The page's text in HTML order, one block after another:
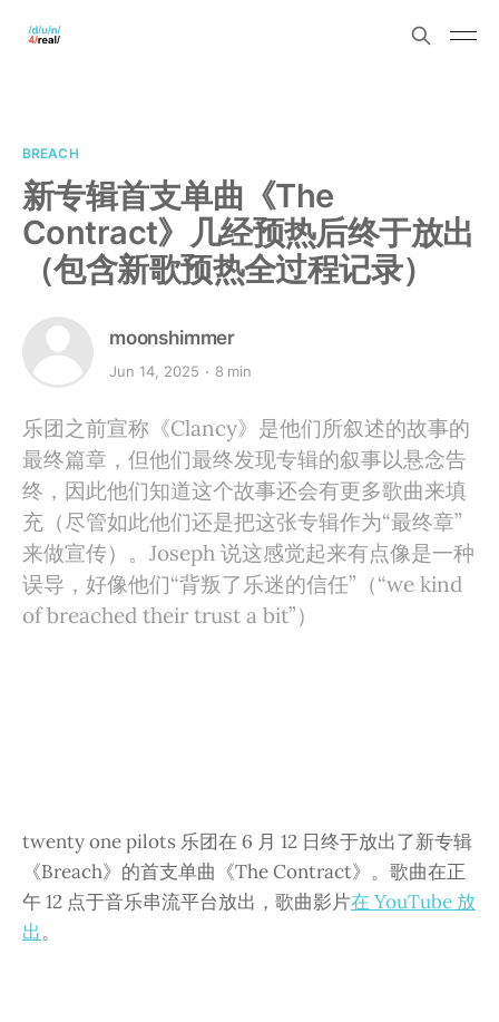
BREACH
新专辑首支单曲《The
Contract》几经预热后终于放出
（包含新歌预热全过程记录）
moonshimmer
Jun 14, 2025 8 min
乐团之前宣称《Clancy》是他们所叙述的故事的
最终篇章，但他们最终发现专辑的叙事以悬念告
终，因此他们知道这个故事还会有更多歌曲来填
充（尽管如此他们还是把这张专辑作为“最终章”
来做宣传）。Joseph 说这感觉起来有点像是一种
误导，好像他们“背叛了乐迷的信任”（“we kind
of breached their trust a bit”）
twenty one pilots 乐团在 6 月 12 日终于放出了新专辑
《Breach》的首支单曲《The Contract》。歌曲在正
午 12 点于音乐串流平台放出，歌曲影片在 YouTube 放
出。